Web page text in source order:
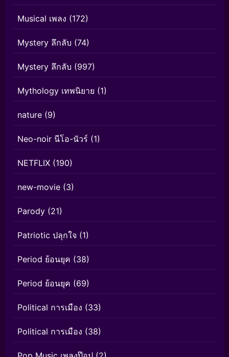
Musical เพลง (172)
Mystery ลึกลับ (74)
Mystery ลึกลับ (997)
Mythology เทพนิยาย (1)
nature (9)
Neo-noir นีโอ-นัวร์ (1)
NETFLIX (190)
new-movie (3)
Parody (21)
Patriotic ปลุกใจ (1)
Period ย้อนยุค (38)
Period ย้อนยุค (69)
Political การเมือง (33)
Political การเมือง (38)